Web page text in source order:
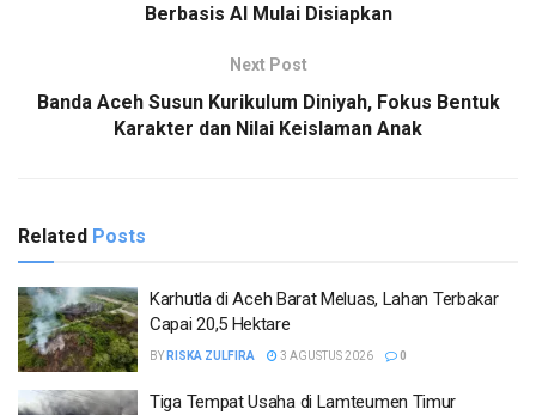
Berbasis AI Mulai Disiapkan
Next Post
Banda Aceh Susun Kurikulum Diniyah, Fokus Bentuk
Karakter dan Nilai Keislaman Anak
Related Posts
Karhutla di Aceh Barat Meluas, Lahan Terbakar
Capai 20,5 Hektare
BY RISKA ZULFIRA 3 AGUSTUS 2026 0
Tiga Tempat Usaha di Lamteumen Timur